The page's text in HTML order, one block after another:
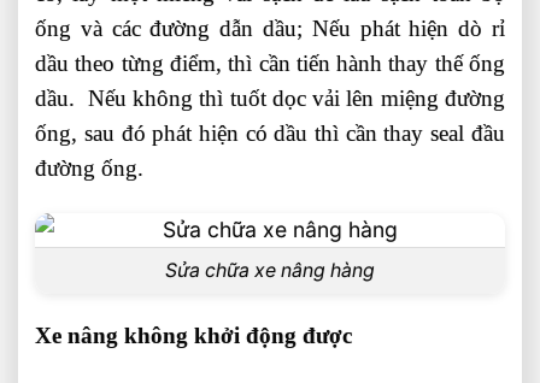
ống và các đường dẫn dầu; Nếu phát hiện dò rỉ
dầu theo từng điểm, thì cần tiến hành thay thế ống
dầu. Nếu không thì tuốt dọc vải lên miệng đường
ống, sau đó phát hiện có dầu thì cần thay seal đầu
đường ống.
Sửa chữa xe nâng hàng
Xe nâng không khởi động được